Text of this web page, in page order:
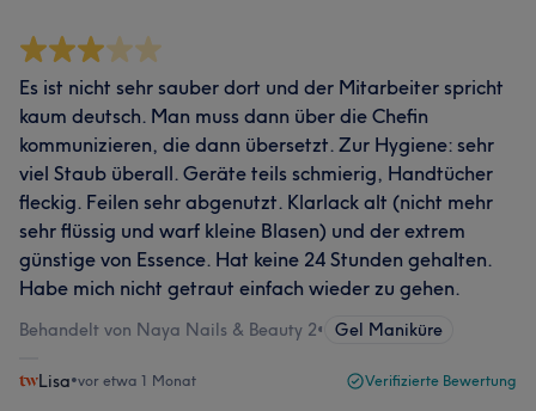
Es ist nicht sehr sauber dort und der Mitarbeiter spricht
kaum deutsch. Man muss dann über die Chefin
kommunizieren, die dann übersetzt. Zur Hygiene: sehr
viel Staub überall. Geräte teils schmierig, Handtücher
fleckig. Feilen sehr abgenutzt. Klarlack alt (nicht mehr
sehr flüssig und warf kleine Blasen) und der extrem
günstige von Essence. Hat keine 24 Stunden gehalten.
Habe mich nicht getraut einfach wieder zu gehen.
Behandelt von Naya Nails & Beauty 2• Gel Maniküre
Lisa•vor etwa 1 Monat Verifizierte Bewertung